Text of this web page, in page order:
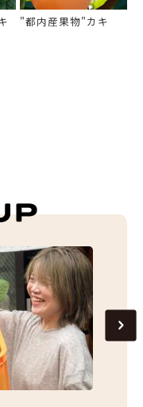
"都内産果物"カキ